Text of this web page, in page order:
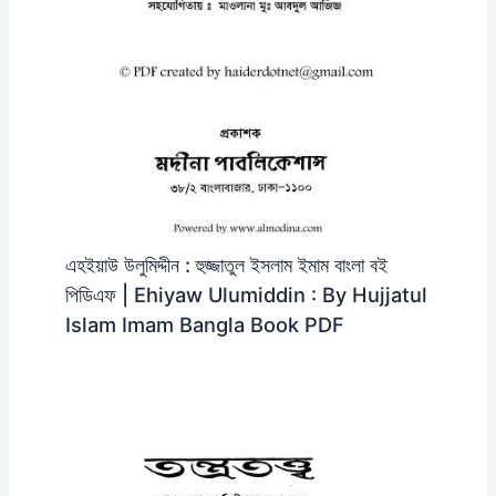
এহইয়াউ উলুমিদ্দীন : হুজ্জাতুল ইসলাম ইমাম বাংলা বই
পিডিএফ | Ehiyaw Ulumiddin : By Hujjatul
Islam Imam Bangla Book PDF